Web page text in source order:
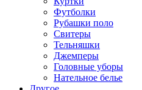
Футболки
Рубашки поло
Свитеры
Тельняшки
Джемперы
Головные уборы
Нательное белье